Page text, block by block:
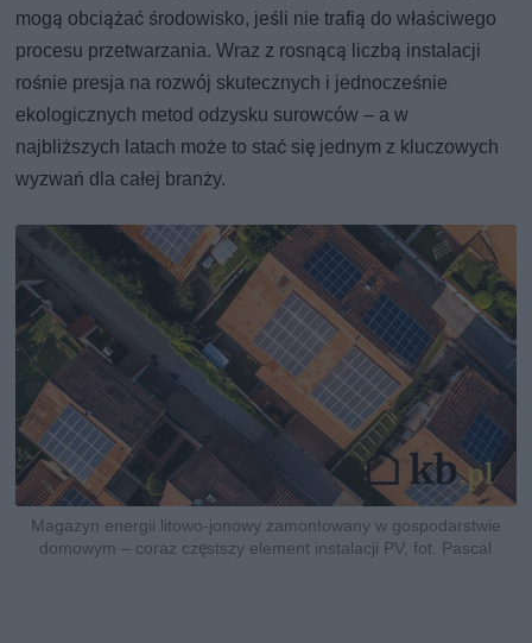
mogą obciążać środowisko, jeśli nie trafią do właściwego
procesu przetwarzania. Wraz z rosnącą liczbą instalacji
rośnie presja na rozwój skutecznych i jednocześnie
ekologicznych metod odzysku surowców – a w
najbliższych latach może to stać się jednym z kluczowych
wyzwań dla całej branży.
Magazyn energii litowo-jonowy zamontowany w gospodarstwie
domowym – coraz częstszy element instalacji PV, fot. Pascal